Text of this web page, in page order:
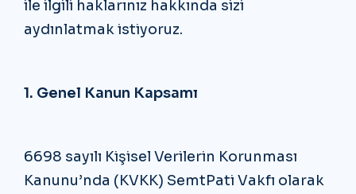
ile ilgili haklarınız hakkında sizi
aydınlatmak istiyoruz.
1. Genel Kanun Kapsamı
6698 sayılı Kişisel Verilerin Korunması
Kanunu’nda (KVKK) SemtPati Vakfı olarak